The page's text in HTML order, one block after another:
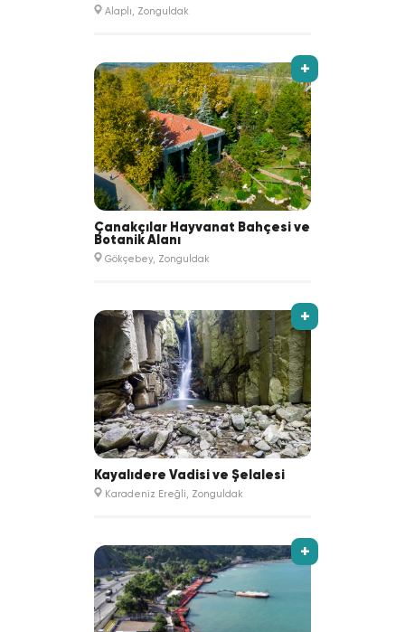
Alaplı, Zonguldak
+
Çanakçılar Hayvanat Bahçesi ve
Botanik Alanı
Gökçebey, Zonguldak
+
Kayalıdere Vadisi ve Şelalesi
Karadeniz Ereğli, Zonguldak
+